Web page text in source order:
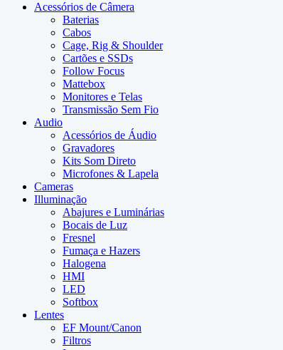
Acessórios de Câmera
Baterias
Cabos
Cage, Rig & Shoulder
Cartões e SSDs
Follow Focus
Mattebox
Monitores e Telas
Transmissão Sem Fio
Audio
Acessórios de Áudio
Gravadores
Kits Som Direto
Microfones & Lapela
Cameras
Illuminação
Abajures e Luminárias
Bocais de Luz
Fresnel
Fumaça e Hazers
Halogena
HMI
LED
Softbox
Lentes
EF Mount/Canon
Filtros